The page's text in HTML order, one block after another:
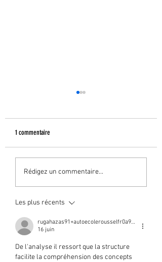
1 commentaire
Rédigez un commentaire...
Les plus récents
rugahazas91+autoecolerousselfr0a991d
16 juin
De l'analyse il ressort que la structure
facilite la compréhension des concepts